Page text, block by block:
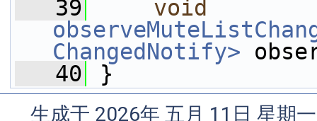
   39
void
ChangedNotify>
   40
}
生成于 2026年 五月 11日 星期